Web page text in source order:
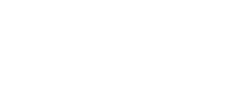
власну службу таксі з будь-якого міста